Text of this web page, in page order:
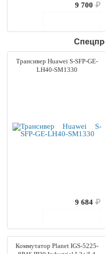
9 700 ₽
Трансивер Huawei S-SFP-GE-
LH40-SM1330
9 684 ₽
Коммутатор Planet IGS-5225-